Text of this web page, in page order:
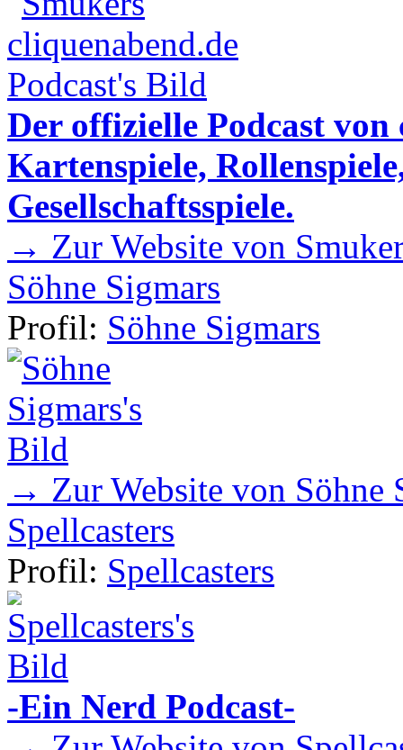
Der offizielle Podcast
Kartenspiele,
Gesellschaftsspiele.
→ Zur Website von
Söhne Sigmars
Profil: Söhne Sigmars
→ Zur Website von Söhne
Spellcasters
Profil: Spellcasters
-Ein Nerd Podcast-